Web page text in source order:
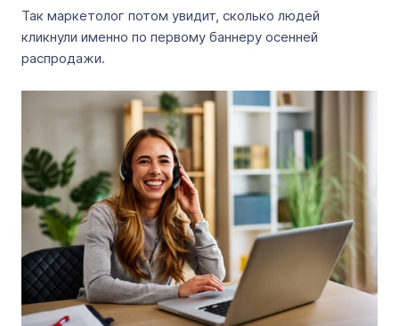
Так маркетолог потом увидит, сколько людей
кликнули именно по первому баннеру осенней
распродажи.